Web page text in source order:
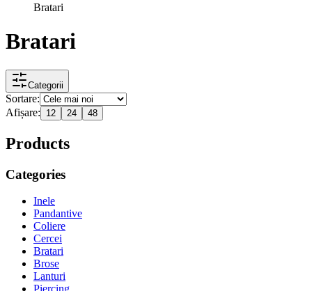
Bratari
Bratari
Categorii
Sortare:
Afișare:
12 24 48
Products
Categories
Inele
Pandantive
Coliere
Cercei
Bratari
Brose
Lanturi